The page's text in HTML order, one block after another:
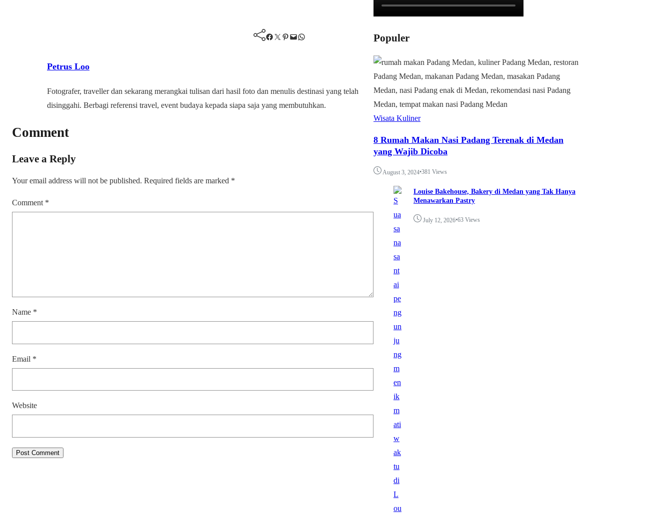
Facebook Twitter Pinterest Mail WhatsApp
Petrus Loo
Fotografer, traveller dan sekarang merangkai tulisan dari hasil foto dan menulis destinasi yang telah
disinggahi. Berbagi referensi travel, event budaya kepada siapa saja yang membutuhkan.
Comment
Leave a Reply
Your email address will not be published. Required fields are marked *
Comment *
Name *
Email *
Website
Populer
Wisata Kuliner
8 Rumah Makan Nasi Padang Terenak di Medan
yang Wajib Dicoba
August 3, 2024•381 Views
Louise Bakehouse, Bakery di Medan yang Tak Hanya
Menawarkan Pastry
July 12, 2026•63 Views